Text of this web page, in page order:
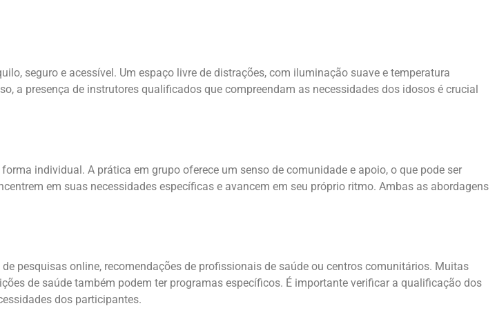
seguro e acessível. Um espaço livre de distrações, com iluminação suave e temperatura
a presença de instrutores qualificados que compreendam as necessidades dos idosos é crucial
individual. A prática em grupo oferece um senso de comunidade e apoio, o que pode ser
em suas necessidades específicas e avancem em seu próprio ritmo. Ambas as abordagens
pesquisas online, recomendações de profissionais de saúde ou centros comunitários. Muitas
de saúde também podem ter programas específicos. É importante verificar a qualificação dos
dos participantes.